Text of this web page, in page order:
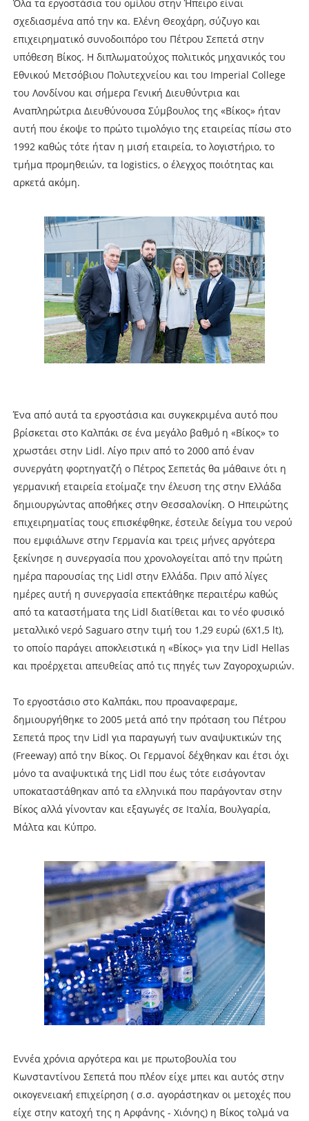
Όλα τα εργοστάσια του ομίλου στην Ήπειρο είναι
σχεδιασμένα από την κα. Ελένη Θεοχάρη, σύζυγο και
επιχειρηματικό συνοδοιπόρο του Πέτρου Σεπετά στην
υπόθεση Βίκος. Η διπλωματούχος πολιτικός μηχανικός του
Εθνικού Μετσόβιου Πολυτεχνείου και του Imperial College
του Λονδίνου και σήμερα Γενική Διευθύντρια και
Αναπληρώτρια Διευθύνουσα Σύμβουλος της «Βίκος» ήταν
αυτή που έκοψε το πρώτο τιμολόγιο της εταιρείας πίσω στο
1992 καθώς τότε ήταν η μισή εταιρεία, το λογιστήριο, το
τμήμα προμηθειών, τα logistics, ο έλεγχος ποιότητας και
αρκετά ακόμη.
Ένα από αυτά τα εργοστάσια και συγκεκριμένα αυτό που
βρίσκεται στο Καλπάκι σε ένα μεγάλο βαθμό η «Βίκος» το
χρωστάει στην Lidl. Λίγο πριν από το 2000 από έναν
συνεργάτη φορτηγατζή ο Πέτρος Σεπετάς θα μάθαινε ότι η
γερμανική εταιρεία ετοίμαζε την έλευση της στην Ελλάδα
δημιουργώντας αποθήκες στην Θεσσαλονίκη. Ο Ηπειρώτης
επιχειρηματίας τους επισκέφθηκε, έστειλε δείγμα του νερού
που εμφιάλωνε στην Γερμανία και τρεις μήνες αργότερα
ξεκίνησε η συνεργασία που χρονολογείται από την πρώτη
ημέρα παρουσίας της Lidl στην Ελλάδα. Πριν από λίγες
ημέρες αυτή η συνεργασία επεκτάθηκε περαιτέρω καθώς
από τα καταστήματα της Lidl διατίθεται και το νέο φυσικό
μεταλλικό νερό Saguaro στην τιμή του 1,29 ευρώ (6X1,5 lt),
το οποίο παράγει αποκλειστικά η «Βίκος» για την Lidl Hellas
και προέρχεται απευθείας από τις πηγές των Ζαγοροχωριών.
Το εργοστάσιο στο Καλπάκι, που προαναφεραμε,
δημιουργήθηκε το 2005 μετά από την πρόταση του Πέτρου
Σεπετά προς την Lidl για παραγωγή των αναψυκτικών της
(Freeway) από την Βίκος. Οι Γερμανοί δέχθηκαν και έτσι όχι
μόνο τα αναψυκτικά της Lidl που έως τότε εισάγονταν
υποκαταστάθηκαν από τα ελληνικά που παράγονταν στην
Βίκος αλλά γίνονταν και εξαγωγές σε Ιταλία, Βουλγαρία,
Μάλτα και Κύπρο.
Εννέα χρόνια αργότερα και με πρωτοβουλία του
Κωνσταντίνου Σεπετά που πλέον είχε μπει και αυτός στην
οικογενειακή επιχείρηση ( σ.σ. αγοράστηκαν οι μετοχές που
είχε στην κατοχή της η Αρφάνης - Χιόνης) η Βίκος τολμά να